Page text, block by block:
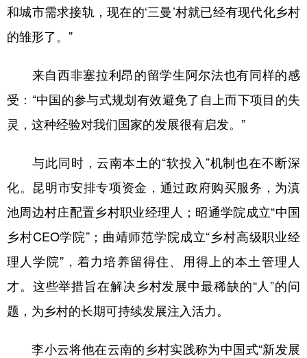
和城市需求接轨，现在的‘三曼’村就已经有现代化乡村
的雏形了。”
来自西非塞拉利昂的留学生阿尔法也有同样的感
受：“中国的参与式规划有效避免了自上而下项目的失
灵，这种经验对我们国家的发展很有启发。”
与此同时，云南本土的“软投入”机制也在不断深
化。昆明市安排专项资金，通过政府购买服务，为滇
池周边村庄配置乡村职业经理人；昭通学院成立“中国
乡村CEO学院”；曲靖师范学院成立“乡村高级职业经
理人学院”，着力培养留得住、用得上的本土管理人
才。这些举措旨在解决乡村发展中最稀缺的“人”的问
题，为乡村的长期可持续发展注入活力。
李小云将他在云南的乡村实践称为中国式“新发展